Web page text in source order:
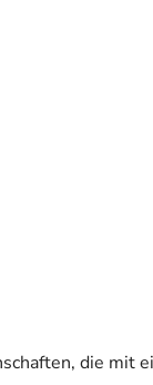
die mit